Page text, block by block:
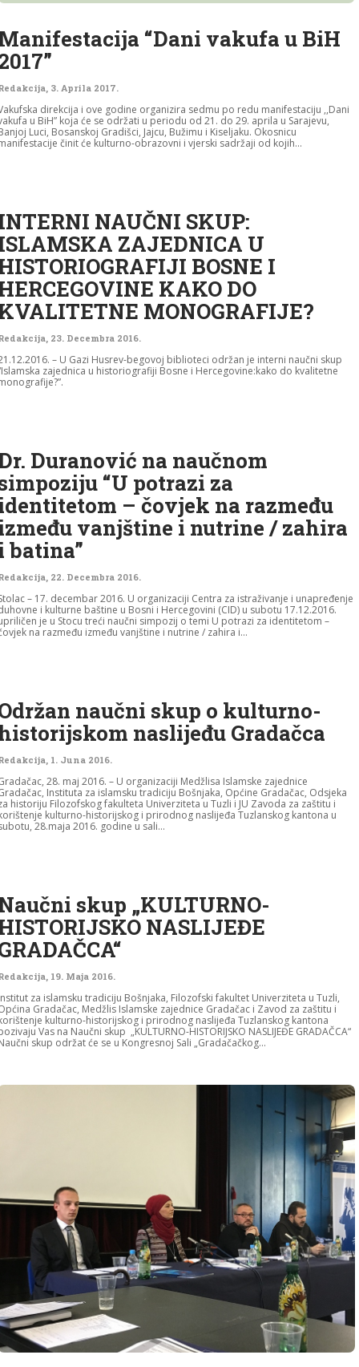
“Dani vakufa u BiH
3. Aprila 2017.
direkcija i ove godine organizira sedmu po redu manifestaciju ,,Dani
u BiH” koja će se održati u periodu od 21. do 29. aprila u Sarajevu,
Luci, Bosanskoj Gradišci, Jajcu, Bužimu i Kiseljaku. Okosnicu
činit će kulturno-obrazovni i vjerski sadržaji od kojih...
NAUČNI SKUP:
ZAJEDNICA U
BOSNE I
KAKO DO
MONOGRAFIJE?
23. Decembra 2016.
– U Gazi Husrev-begovoj biblioteci održan je interni naučni skup
zajednica u historiografiji Bosne i Hercegovine:kako do kvalitetne
Duranović na naučnom
“U potrazi za
– čovjek na razmeđu
vanjštine i nutrine / zahira
batina”
22. Decembra 2016.
– 17. decembar 2016. U organizaciji Centra za istraživanje i unapređenje
i kulturne baštine u Bosni i Hercegovini (CID) u subotu 17.12.2016.
je u Stocu treći naučni simpozij o temi U potrazi za identitetom –
na razmeđu između vanjštine i nutrine / zahira i...
naučni skup o kulturno-
naslijeđu Gradačca
1. Juna 2016.
28. maj 2016. – U organizaciji Medžlisa Islamske zajednice
Instituta za islamsku tradiciju Bošnjaka, Općine Gradačac, Odsjeka
historiju Filozofskog fakulteta Univerziteta u Tuzli i JU Zavoda za zaštitu i
kulturno-historijskog i prirodnog naslijeđa Tuzlanskog kantona u
28.maja 2016. godine u sali...
skup „KULTURNO-
NASLIJEĐE
19. Maja 2016.
za islamsku tradiciju Bošnjaka, Filozofski fakultet Univerziteta u Tuzli,
Gradačac, Medžlis Islamske zajednice Gradačac i Zavod za zaštitu i
kulturno-historijskog i prirodnog naslijeđa Tuzlanskog kantona
Vas na Naučni skup „KULTURNO-HISTORIJSKO NASLIJEĐE GRADAČCA“
skup održat će se u Kongresnoj Sali „Gradačačkog...